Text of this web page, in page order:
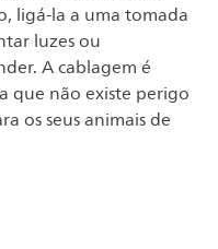
ligá-la a uma tomada
luzes ou
A cablagem é
que não existe perigo
os seus animais de